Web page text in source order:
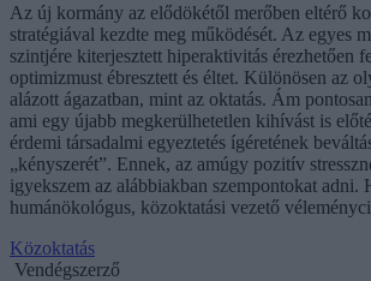
Az új kormány az elődökétől merőben eltérő
stratégiával kezdte meg működését. Az egyes
szintjére kiterjesztett hiperaktivitás érezhetően
optimizmust ébresztett és éltet. Különösen az
alázott ágazatban, mint az oktatás. Ám
ami egy újabb megkerülhetetlen kihívást is
érdemi társadalmi egyeztetés ígéretének
„kényszerét”. Ennek, az amúgy pozitív
igyekszem az alábbiakban szempontokat adni.
humánökológus, közoktatási vezető
Közoktatás
Vendégszerző